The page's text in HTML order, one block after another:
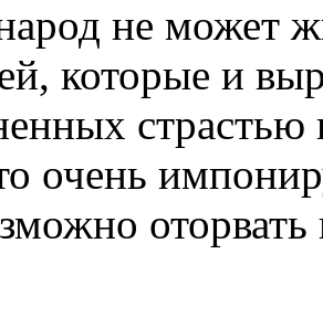
не может
которые и
страстью
очень
оторвать